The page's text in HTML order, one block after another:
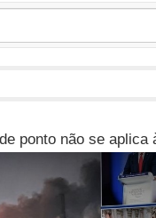
ponto não se aplica